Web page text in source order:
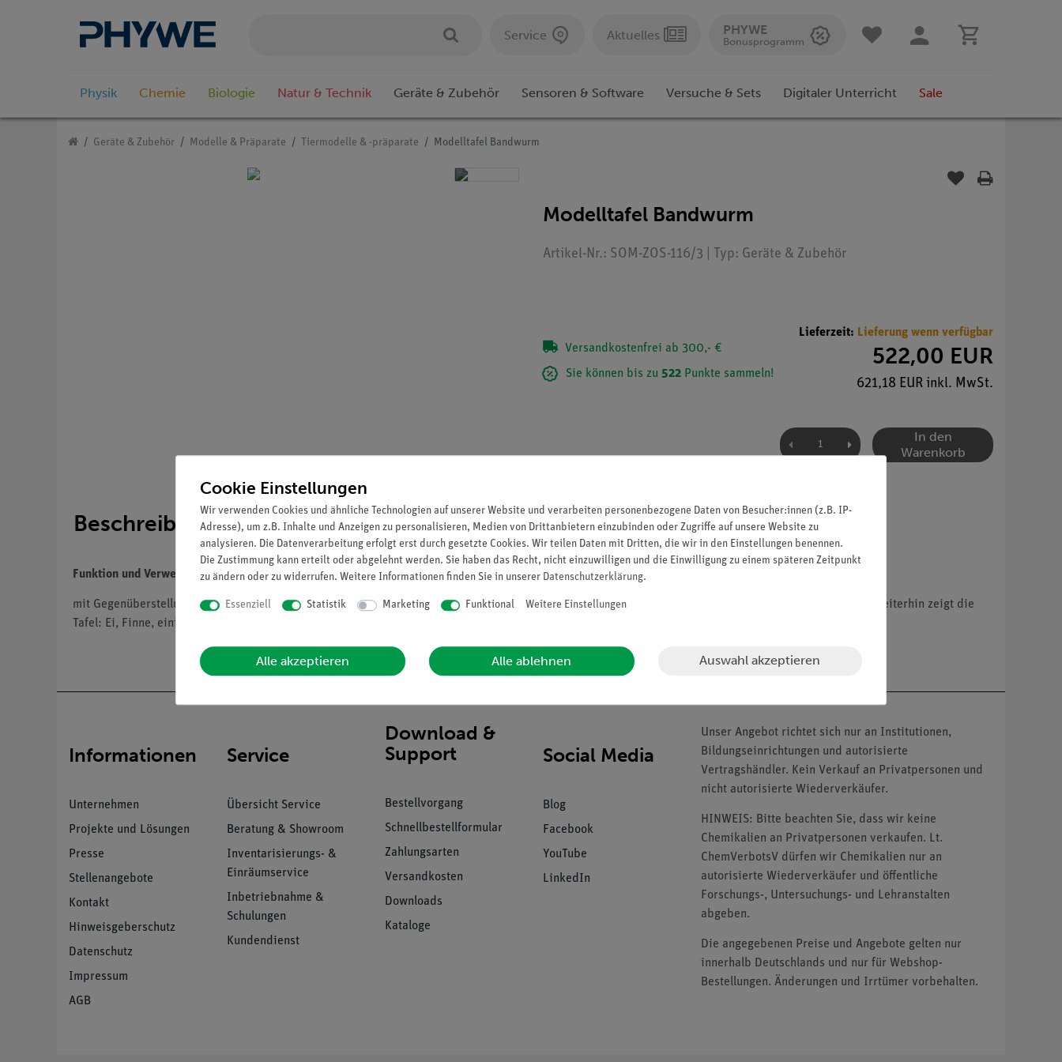
Service Aktuelles PHYWE
Bonusprogramm
Physik Chemie Biologie Natur & Technik Geräte & Zubehör Sensoren & Software Versuche & Sets Digitaler Unterricht Sale
Geräte & Zubehör Modelle & Präparate Tiermodelle & -präparate Modelltafel Bandwurm
Modelltafel Bandwurm
Artikel-Nr.: SOM-ZOS-116/3 | Typ: Geräte & Zubehör
Versandkostenfrei ab 300,- €
Sie können bis zu 522 Punkte sammeln!
Lieferzeit: Lieferung wenn verfügbar
522,00 EUR
621,18 EUR inkl. MwSt.
In den
Warenkorb
Beschreibung
Funktion und Verwendung
mit Gegenüberstellung des Schweinebandwurms (Taenia solium) und des Rinderbandwurms (Taenia saginata), vielfach vergrößert, aus SOMSO-Plast®. Weiterhin zeigt die
Tafel: Ei, Finne, einige Endglieder in natürlicher Größe und vergrößerte Glieder in verschiedenen Reifegraden. Unzerlegbar, auf grüner Grundplatte.
Informationen
Unternehmen
Projekte und Lösungen
Presse
Stellenangebote
Kontakt
Hinweisgeberschutz
Datenschutz
Impressum
AGB
Service
Übersicht Service
Beratung & Showroom
Inventarisierungs- &
Einräumservice
Inbetriebnahme &
Schulungen
Kundendienst
Download &
Support
Bestellvorgang
Schnellbestellformular
Zahlungsarten
Versandkosten
Downloads
Kataloge
Social Media
Blog
Facebook
YouTube
LinkedIn
Unser Angebot richtet sich nur an Institutionen,
Bildungseinrichtungen und autorisierte
Vertragshändler. Kein Verkauf an Privatpersonen und
nicht autorisierte Wiederverkäufer.
HINWEIS: Bitte beachten Sie, dass wir keine
Chemikalien an Privatpersonen verkaufen. Lt.
ChemVerbotsV dürfen wir Chemikalien nur an
autorisierte Wiederverkäufer und öffentliche
Forschungs-, Untersuchungs- und Lehranstalten
abgeben.
Die angegebenen Preise und Angebote gelten nur
innerhalb Deutschlands und nur für Webshop-
Bestellungen. Änderungen und Irrtümer vorbehalten.
Cookie Einstellungen
Wir verwenden Cookies und ähnliche Technologien auf unserer Website und verarbeiten personenbezogene Daten von Besucher:innen (z.B. IP-
Adresse), um z.B. Inhalte und Anzeigen zu personalisieren, Medien von Drittanbietern einzubinden oder Zugriffe auf unsere Website zu
analysieren. Die Datenverarbeitung erfolgt erst durch gesetzte Cookies. Wir teilen Daten mit Dritten, die wir in den Einstellungen benennen.
Die Zustimmung kann erteilt oder abgelehnt werden. Sie haben das Recht, nicht einzuwilligen und die Einwilligung zu einem späteren Zeitpunkt
zu ändern oder zu widerrufen. Weitere Informationen finden Sie in unserer Daten­schutz­erklärung.
Essenziell Statistik Marketing Funktional Weitere Einstellungen
Alle akzeptieren Alle ablehnen Auswahl akzeptieren